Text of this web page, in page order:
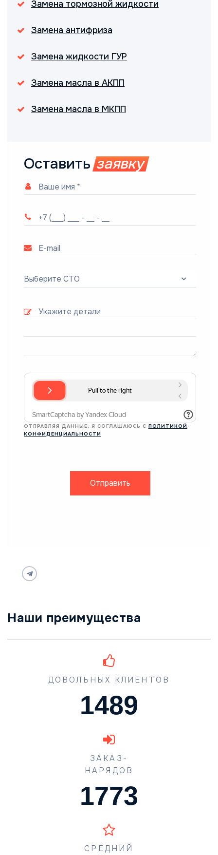
Замена тормозной жидкости
Замена антифриза
Замена жидкости ГУР
Замена масла в АКПП
Замена масла в МКПП
Оставить заявку
Выберите СТО
ОТПРАВЛЯЯ ДАННЫЕ, Я СОГЛАШАЮСЬ С ПОЛИТИКОЙ
КОНФИДЕНЦИАЛЬНОСТИ
Отправить
Наши преимущества
ДОВОЛЬНЫХ КЛИЕНТОВ
1489
ЗАКАЗ-
НАРЯДОВ
1773
СРЕДНИЙ